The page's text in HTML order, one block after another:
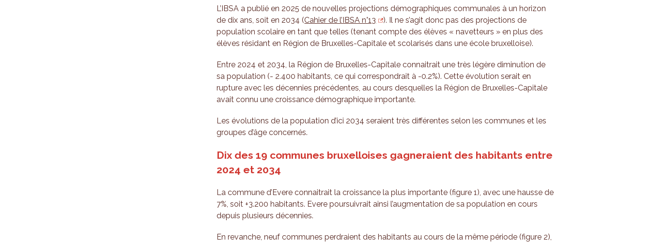
L’IBSA a publié en 2025 de nouvelles projections démographiques communales à un horizon
de dix ans, soit en 2034 (Cahier de l’IBSA n°13
). Il ne s’agit donc pas des projections de
population scolaire en tant que telles (tenant compte des élèves « navetteurs » en plus des
élèves résidant en Région de Bruxelles-Capitale et scolarisés dans une école bruxelloise).
Entre 2024 et 2034, la Région de Bruxelles-Capitale connaitrait une très légère diminution de
sa population (- 2.400 habitants, ce qui correspondrait à -0.2%). Cette évolution serait en
rupture avec les décennies précédentes, au cours desquelles la Région de Bruxelles-Capitale
avait connu une croissance démographique importante.
Les évolutions de la population d’ici 2034 seraient très différentes selon les communes et les
groupes d’âge concernés.
Dix des 19 communes bruxelloises gagneraient des habitants entre
2024 et 2034
La commune d’Evere connaitrait la croissance la plus importante (figure 1), avec une hausse de
7%, soit +3.200 habitants. Evere poursuivrait ainsi l’augmentation de sa population en cours
depuis plusieurs décennies.
En revanche, neuf communes perdraient des habitants au cours de la même période (figure 2),